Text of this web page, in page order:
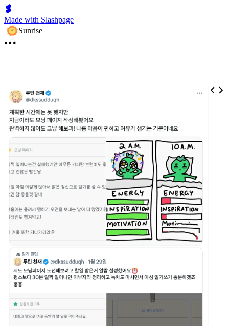
Made with Slashpage
Sunrise